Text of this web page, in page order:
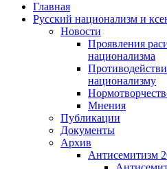
Главная
Русский национализм и
Новости
Проявления
национализма
национализму
Мнения
Публикации
Документы
Архив
Антисемитизм